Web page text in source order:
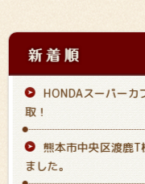
HONDAスーパー
取！
熊本市中央区渡鹿T
ました。